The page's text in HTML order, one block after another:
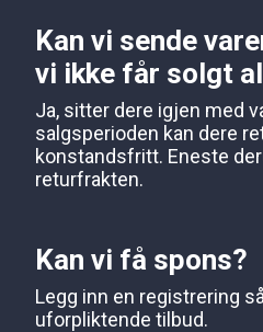
Kan vi sende
vi ikke får solgt
Ja, sitter dere igjen med
salgsperioden kan dere
konstandsfritt. Eneste
returfrakten.
Kan vi få spons?
Legg inn en registrering
uforpliktende tilbud.